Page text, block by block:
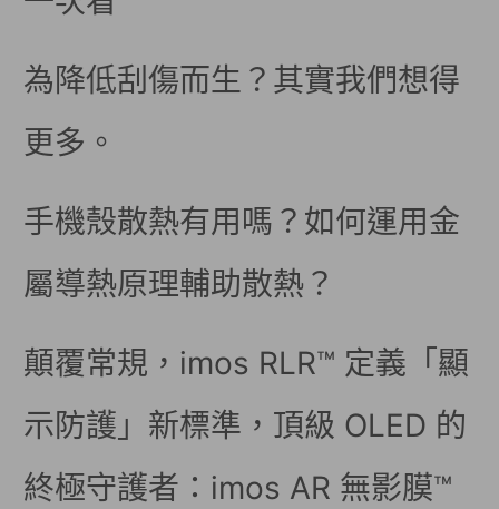
為降低刮傷而生？其實我們想得
更多。
手機殼散熱有用嗎？如何運用金
屬導熱原理輔助散熱？
顛覆常規，imos RLR™ 定義「顯
示防護」新標準，頂級 OLED 的
終極守護者：imos AR 無影膜™